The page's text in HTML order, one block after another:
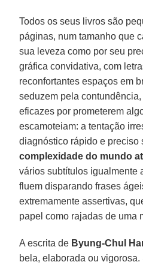
Todos os seus livros são
páginas, num tamanho que
sua leveza como por seu
gráfica convidativa, com
reconfortantes espaços em
seduzem pela
eficazes por prometerem
escamoteiam: a tentação
diagnóstico rápido e preciso
complexidade do mundo
vários subtítulos igualmente
fluem disparando frases
extremamente assertivas,
papel como rajadas de uma
A escrita de Byung-Chul
bela, elaborada ou